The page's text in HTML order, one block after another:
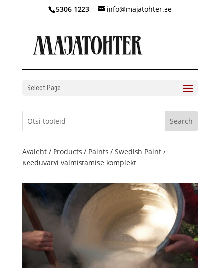
5306 1223 info@majatohter.ee
Select Page
Avaleht/ Products / Paints / Swedish Paint/
Keeduvärvi valmistamise komplekt